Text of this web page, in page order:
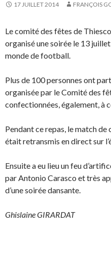
17 JUILLET 2014 FRANÇOIS
Le comité des fêtes de
organisé une soirée le 13
monde de football.
Plus de 100 personnes ont
organisée par le Comité des
confectionnées, également, à
Pendant ce repas, le match
était retransmis en direct sur
Ensuite a eu lieu un feu
par Antonio Carasco et très
d’une soirée dansante.
Ghislaine GIRARDAT